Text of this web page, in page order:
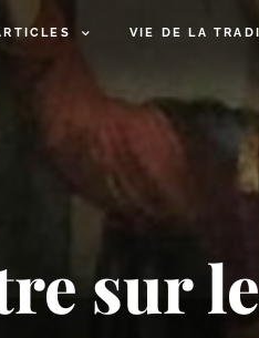
VIE DE LA
sur